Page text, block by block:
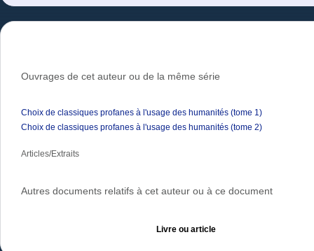
Ouvrages de cet auteur ou de la même série
Choix de classiques profanes à l'usage des humanités (tome 1)
Choix de classiques profanes à l'usage des humanités (tome 2)
Articles/Extraits
Autres documents relatifs à cet auteur ou à ce document
Livre ou article